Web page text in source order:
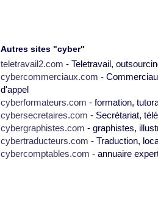
Autres sites "cyber"
teletravail2.com - Teletravail,
cybercommerciaux.com -
d'appel
cyberformateurs.com - formation,
cybersecretaires.com - Secrétariat,
cybergraphistes.com - graphistes,
cybertraducteurs.com - Traduction,
cybercomptables.com - annuaire